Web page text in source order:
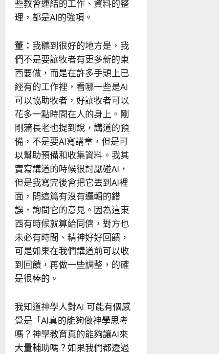
些教會連結的工作、資料的整
理，都是AI的強項。
董： 我聽到很好的地方是，我
們不是要讓牧者有更多新的東
西要做，而是在許多手頭上已
經有的工作裡，看哪一些是AI
可以協助牧者，好讓牧者可以
花多一點時間在人的身上。剛
剛蒲長老也提到說，講道的預
備，不是要AI寫講章，但是可
以幫助預備和收集資料。我其
實寫講道的時候很討厭碰AI，
但是我寫完後會把它丟到AI裡
面，問這篇有沒有邏輯的錯
誤，詢問它的意見。因為這東
西有時候就算給同儕，對方也
未必有時間、精神好好回饋，
可是如果在我們講道前可以收
到回饋，再做一些調整，的確
是很棒的。
我知道神學人對AI 可能有個感
覺是「AI真的能夠做神學思考
嗎？神學教育真的能夠讓AI來
大量輔助嗎？如果我們都透過